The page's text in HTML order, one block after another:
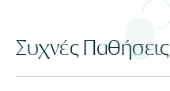
Συχνές Παθήσεις